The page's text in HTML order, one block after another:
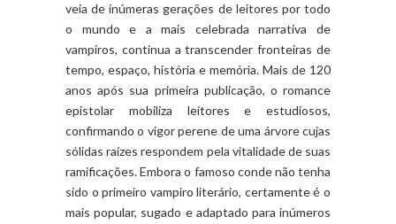
veia de inúmeras gerações de leitores por todo
o mundo e a mais celebrada narrativa de
vampiros, continua a transcender fronteiras de
tempo, espaço, história e memória. Mais de 120
anos após sua primeira publicação, o romance
epistolar mobiliza leitores e estudiosos,
confirmando o vigor perene de uma árvore cujas
sólidas raízes respondem pela vitalidade de suas
ramificações. Embora o famoso conde não tenha
sido o primeiro vampiro literário, certamente é o
mais popular, sugado e adaptado para inúmeros